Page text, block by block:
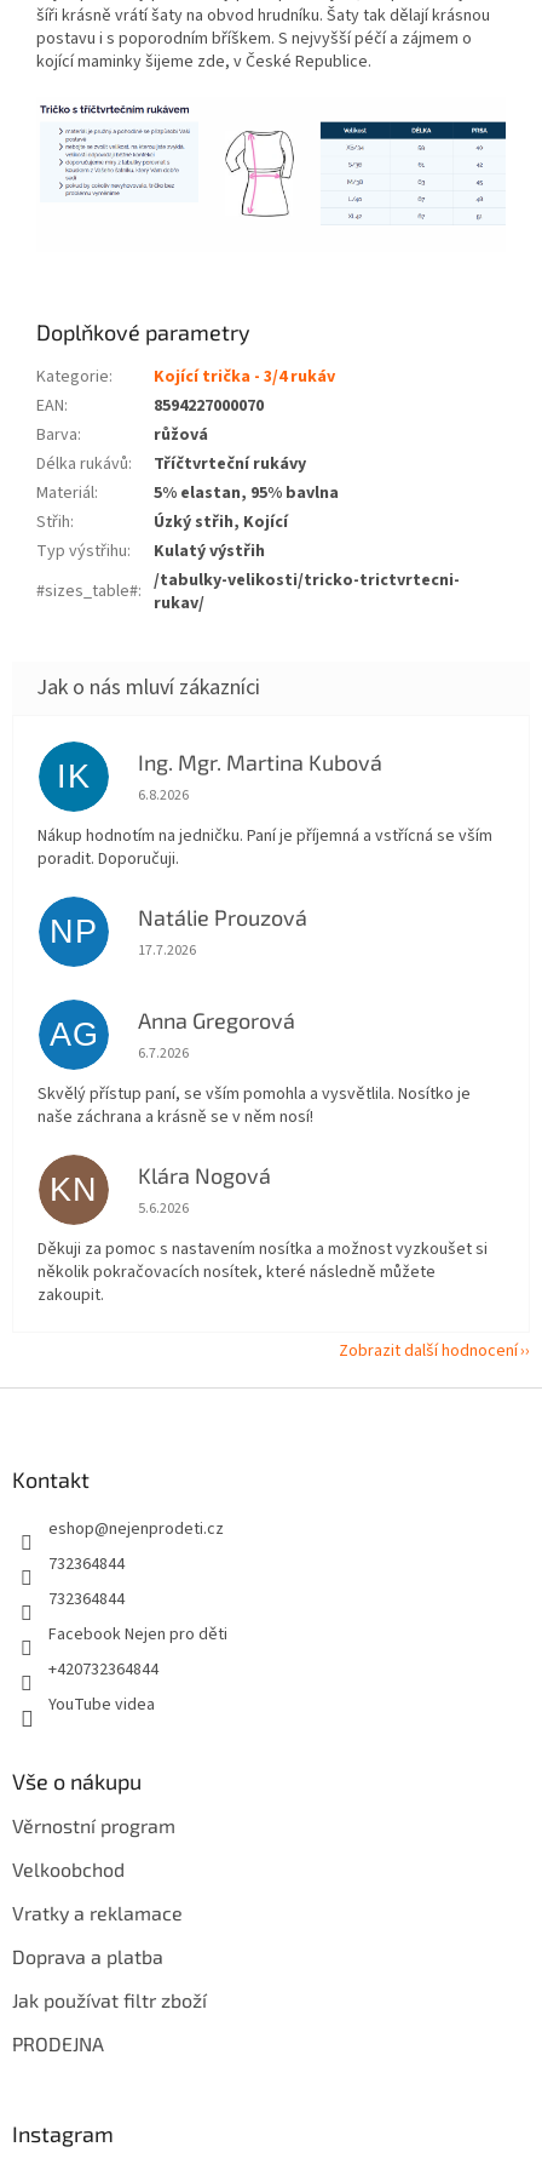
šíři krásně vrátí šaty na obvod hrudníku. Šaty tak dělají krásnou
postavu i s poporodním bříškem. S nejvyšší péčí a zájmem o
kojící maminky šijeme zde, v České Republice.
Doplňkové parametry
Kategorie:
Kojící trička - 3/4 rukáv
EAN:
8594227000070
Barva:
růžová
Délka rukávů:
Tříčtvrteční rukávy
Materiál:
5% elastan, 95% bavlna
Střih:
Úzký střih, Kojící
Typ výstřihu:
Kulatý výstřih
#sizes_table#: /tabulky-velikosti/tricko-trictvrtecni-
rukav/
IK Ing. Mgr. Martina Kubová
Hodnocení obchodu je 5 z 5 hvězdiček.
6.8.2026
Nákup hodnotím na jedničku. Paní je příjemná a vstřícná se vším
poradit. Doporučuji.
NP Natálie Prouzová
Hodnocení obchodu je 5 z 5 hvězdiček.
17.7.2026
AG Anna Gregorová
Hodnocení obchodu je 5 z 5 hvězdiček.
6.7.2026
Skvělý přístup paní, se vším pomohla a vysvětlila. Nosítko je
naše záchrana a krásně se v něm nosí!
KN Klára Nogová
Hodnocení obchodu je 5 z 5 hvězdiček.
5.6.2026
Děkuji za pomoc s nastavením nosítka a možnost vyzkoušet si
několik pokračovacích nosítek, které následně můžete
zakoupit.
Zobrazit další hodnocení
Kontakt
eshop@nejenprodeti.cz
732364844
732364844
Facebook Nejen pro děti
+420732364844
YouTube videa
Vše o nákupu
Věrnostní program
Velkoobchod
Vratky a reklamace
Doprava a platba
Jak používat filtr zboží
PRODEJNA
Instagram